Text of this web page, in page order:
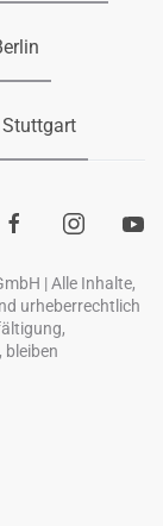
| Alle Inhalte,
urheberrechtlich
bleiben